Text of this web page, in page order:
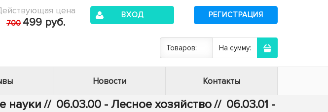
цена
700 499 руб.
ВХОД РЕГИСТРАЦИЯ
Товаров: На сумму:
Новости Контакты
науки // 06.03.00 - Лесное хозяйство// 06.03.01 -